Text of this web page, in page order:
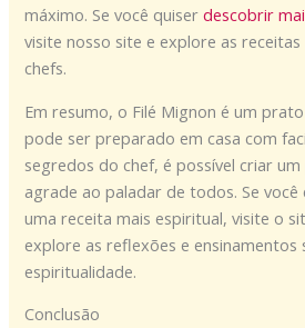
máximo. Se você quiserdescobrir
visite nosso site e explore as receitas
chefs.
Em resumo, o Filé Mignon é um
pode ser preparado em casa com
segredos do chef, é possível criar
agrade ao paladar de todos. Se
uma receita mais espiritual, visite o
explore as reflexões e ensinamentos
espiritualidade.
Conclusão